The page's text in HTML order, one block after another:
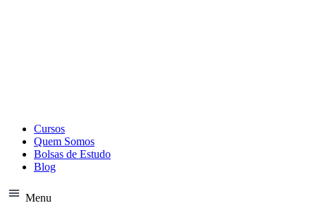
Cursos
Quem Somos
Bolsas de Estudo
Blog
Menu